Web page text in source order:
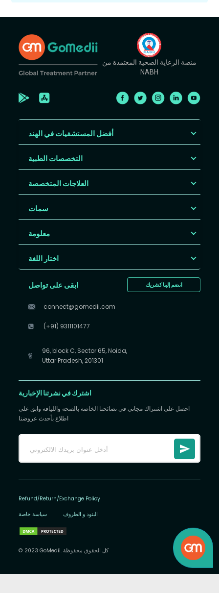
منصة الرعاية الصحية المعتمدة من
NABH
أفضل المستشفيات في الهند
التخصصات الطبية
العلاجات المتخصصة
سمات
معلومة
اختار اللغة
انضم إلينا كشريك ابقى على تواصل
connect@gomedii.com
(+91) 9311101477
96, block C, Sector 65, Noida,
Uttar Pradesh, 201301
اشترك في نشرتنا الإخبارية
احصل على اشتراك مجاني في نصائحنا الخاصة بالصحة واللياقة وابق على
اطلاع بأحدث عروضنا
Refund/Return/Exchange Policy
سياسة خاصة | البنود و الظروف
© 2023 GoMedii. كل الحقوق محفوظة